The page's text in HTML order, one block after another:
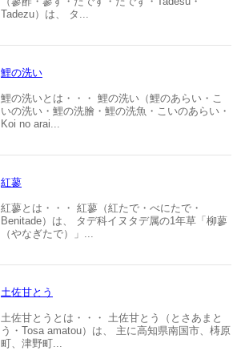
Tadezu）は、 タ...
鯉の洗い
鯉の洗いとは・・・ 鯉の洗い（鯉のあらい・こ
いの洗い・鯉の洗膾・鯉の洗魚・こいのあらい・
Koi no arai...
紅蓼
紅蓼とは・・・ 紅蓼（紅たで・べにたで・
Benitade）は、 タデ科イヌタデ属の1年草「柳蓼
（やなぎたで）」...
土佐甘とう
土佐甘とうとは・・・ 土佐甘とう（とさあまと
う・Tosa amatou）は、 主に高知県南国市、梼原
町、津野町...